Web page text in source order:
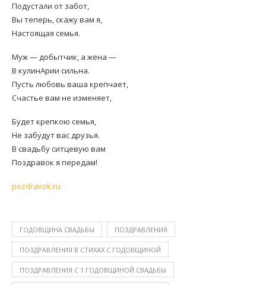
Подустали от забот,
Вы теперь, скажу вам я,
Настоящая семья.
Муж — добытчик, а жена —
В кулинАрии сильна.
Пусть любовь ваша крепчает,
Счастье вам не изменяет,
Будет крепкою семья,
Не забудут вас друзья.
В свадьбу ситцевую вам
Поздравок я передам!
pozdravok.ru
ГОДОВЩИНА СВАДЬБЫ ПОЗДРАВЛЕНИЯ
ПОЗДРАВЛЕНИЯ В СТИХАХ С ГОДОВЩИНОЙ
ПОЗДРАВЛЕНИЯ С 1 ГОДОВЩИНОЙ СВАДЬБЫ